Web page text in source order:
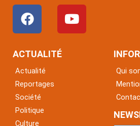
F
a
c
e
o
o
k
Y
o
u
ACTUALITÉ
Actualité
Reportages
Société
Politique
Culture
Qui